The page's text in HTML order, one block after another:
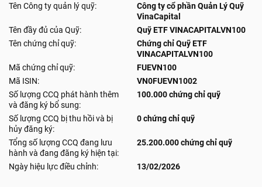
Tên Công ty quản lý quỹ:
Công ty cổ phần Quản Lý Quỹ
VinaCapital
Tên đầy đủ của Quỹ:
Quỹ ETF VINACAPITALVN100
Tên chứng chỉ quỹ:
Chứng chỉ Quỹ ETF
VINACAPITALVN100
Mã chứng chỉ quỹ:
FUEVN100
Mã ISIN:
VN0FUEVN1002
Số lượng CCQ phát hành thêm
và đăng ký bổ sung:
100.000 chứng chỉ quỹ
Số lượng CCQ bị thu hồi và bị
hủy đăng ký:
0 chứng chỉ quỹ
Tổng số lượng CCQ đang lưu
hành và đang đăng ký hiện tại:
25.200.000 chứng chỉ quỹ
Ngày hiệu lực điều chỉnh: 13/02/2026